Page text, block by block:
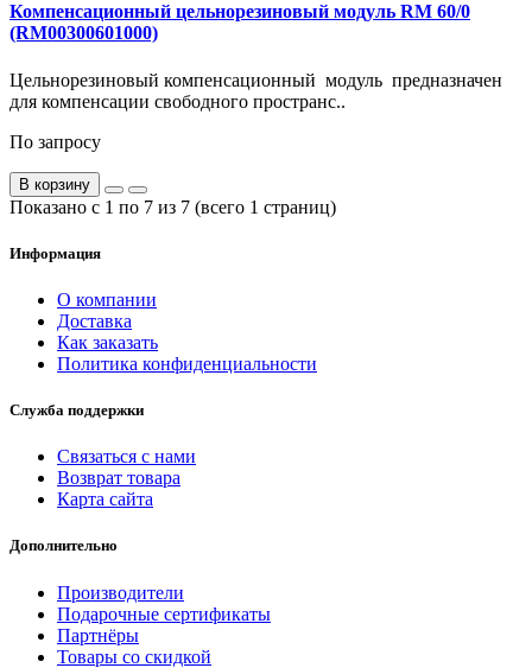
Компенсационный цельнорезиновый модуль RM 60/0
(RM00300601000)
Цельнорезиновый компенсационный модуль предназначен
для компенсации свободного пространс..
По запросу
В корзину
Показано с 1 по 7 из 7 (всего 1 страниц)
Информация
О компании
Доставка
Как заказать
Политика конфиденциальности
Служба поддержки
Связаться с нами
Возврат товара
Карта сайта
Дополнительно
Производители
Подарочные сертификаты
Партнёры
Товары со скидкой